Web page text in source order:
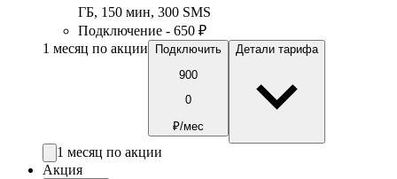
ГБ, 150 мин, 300 SMS
Подключение - 650 ₽
1 месяц по акции
Подключить
900
0
₽/мес
Детали тарифа
1 месяц по акции
Акция